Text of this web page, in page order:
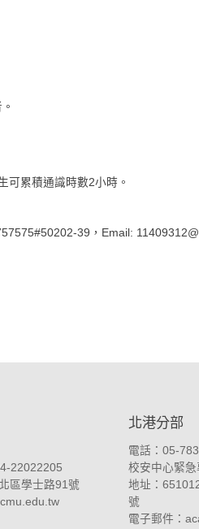
累積通識時數2小時。
39，Email:
22022205
區學士路91號
北港分部
電話：05-
校安中心緊
地址：
號
電子郵件：